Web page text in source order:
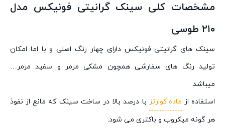
مشخصات کلی سینک گرانیتی فونیکس مدل
۲۱۰ طوسی
سینک های گرانیتی فونیکس دارای چهار رنگ اصلی و با اما امکان
تولید رنگ های سفارشی همچون مشکی مرمر و سفید مرمر…
میباشد.
استفاده از ماده کوارتز با درصد بالا در ساخت سینک که مانع از نفوذ
هر گونه میکروب و باکتری می شود.